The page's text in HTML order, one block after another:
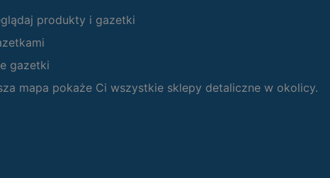
produkty i gazetki
gazetki
mapa pokaże Ci wszystkie sklepy detaliczne w okolicy.